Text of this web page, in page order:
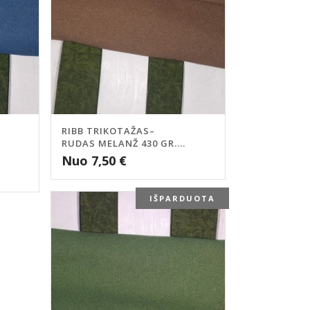
RIBB TRIKOTAŽAS–
RUDAS MELANŽ 430 GR....
Nuo 7,50 €
IŠPARDUOTA